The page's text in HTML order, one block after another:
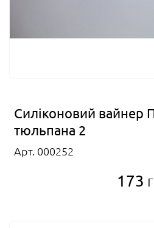
Силіконовий вайнер
тюльпана 2
Арт. 000252
173